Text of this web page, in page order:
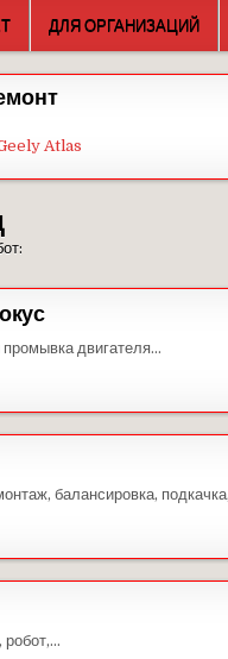
ДЛЯ ОРГАНИЗАЦИЙ
Atlas
двигателя…
балансировка,